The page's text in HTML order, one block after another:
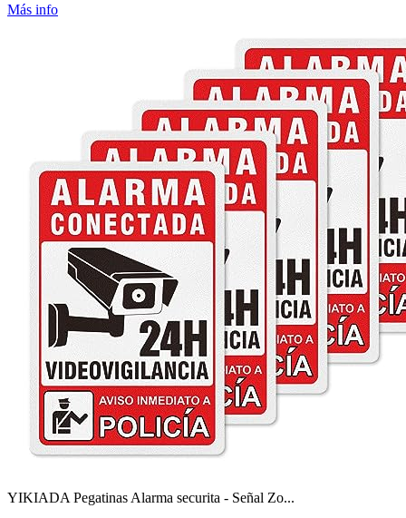
Más info
YIKIADA Pegatinas Alarma securita - Señal Zo...